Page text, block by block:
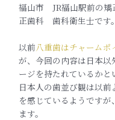
福山市 JR福山駅前の矯
正歯科 歯科衛生士です。
以前八重歯はチャームポ
が、今回の内容は日本以
ージを持たれているかと
日本人の歯並び観は以
を感じているようです
ます。